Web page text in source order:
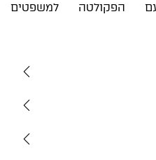
הפקולטה למשפטים